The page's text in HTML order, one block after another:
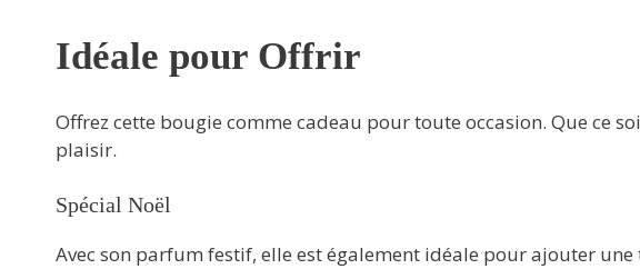
Idéale pour Offrir
Offrez cette bougie comme cadeau pour toute occasion. Que ce
plaisir.
Spécial Noël
Avec son parfum festif, elle est également idéale pour ajouter